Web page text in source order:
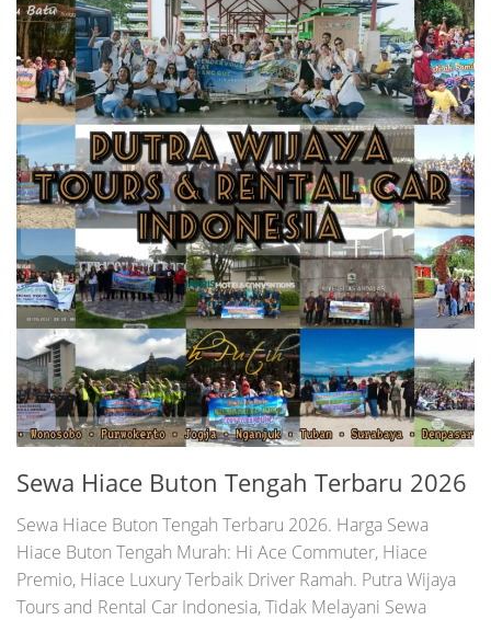
Sewa Hiace Buton Tengah Terbaru 2026
Sewa Hiace Buton Tengah Terbaru 2026. Harga Sewa
Hiace Buton Tengah Murah: Hi Ace Commuter, Hiace
Premio, Hiace Luxury Terbaik Driver Ramah. Putra Wijaya
Tours and Rental Car Indonesia, Tidak Melayani Sewa